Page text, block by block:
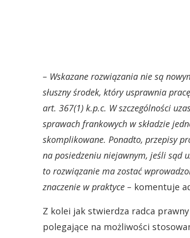
– Wskazane rozwiązania nie są
słuszny środek, który usprawnia
art. 367(1) k.p.c. W szczególności
sprawach frankowych w składzie
skomplikowane. Ponadto, przepisy
na posiedzeniu niejawnym, jeśli sąd
to rozwiązanie ma zostać
znaczenie w praktyce – komentuje
Z kolei jak stwierdza radca
polegające na możliwości